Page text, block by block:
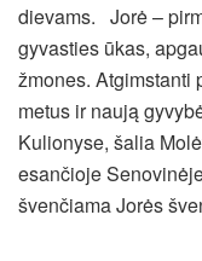
dievams. Jorė –
gyvasties ūkas,
žmones. Atgimstanti
metus ir naują
Kulionyse, šalia
esančioje
švenčiama Jorės